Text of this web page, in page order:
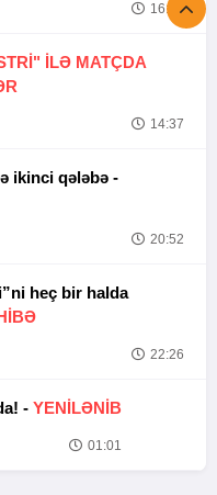
16:26
İLƏ MATÇDA
14:37
Tofiq Musayevdən UFC-də ikinci qələbə -
20:52
heç bir halda
22:26
- YENİLƏNİB
01:01